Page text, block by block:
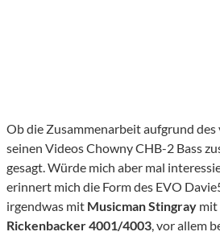
Ob die Zusammenarbeit aufgrund
seinen Videos Chowny CHB-2 Bass
gesagt. Würde mich aber mal
erinnert mich die Form des EVO
irgendwas mit Musicman Stingray mit
Rickenbacker 4001/4003, vor allem